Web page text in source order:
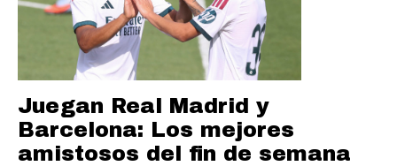
Juegan Real Madrid y
Barcelona: Los mejores
amistosos del fin de semana